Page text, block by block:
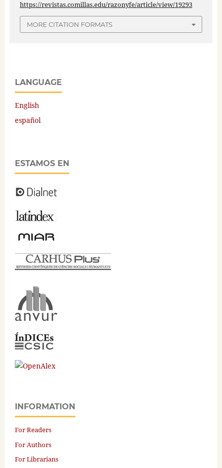
https://revistas.comillas.edu/razonyfe/article/view/19293
MORE CITATION FORMATS
LANGUAGE
English
español
ESTAMOS EN
INFORMATION
For Readers
For Authors
For Librarians